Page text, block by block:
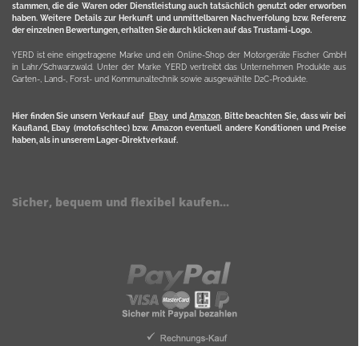
stammen, die die Waren oder Dienstleistung auch tatsächlich genutzt oder erworben
haben. Weitere Details zur Herkunft und unmittelbaren Nachverfolung bzw. Referenz
der einzelnen Bewertungen, erhalten Sie durch klicken auf das Trustami-Logo.
YERD ist eine eingetragene Marke und ein Online-Shop der Motorgeräte Fischer GmbH
in Lahr/Schwarzwald. Unter der Marke YERD vertreibt das Unternehmen Produkte aus
Garten-, Land-, Forst- und Kommunaltechnik sowie ausgewählte D2C-Produkte.
Hier finden Sie unsern Verkauf auf Ebayund Amazon. Bitte beachten Sie, dass wir bei
Kaufland, Ebay (motofischtec) bzw. Amazon eventuell andere Konditionen und Preise
haben, als in unserem Lager-Direktverkauf.
Sicher, bequem und flexibel kaufen...